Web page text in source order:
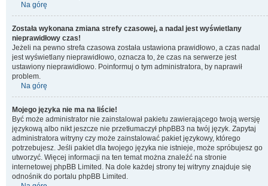
Na górę
Została wykonana zmiana strefy czasowej, a nadal jest wyświetlany
nieprawidłowy czas!
Jeżeli na pewno strefa czasowa została ustawiona prawidłowo, a czas nadal
jest wyświetlany nieprawidłowo, oznacza to, że czas na serwerze jest
ustawiony nieprawidłowo. Poinformuj o tym administratora, by naprawił
problem.
Na górę
Mojego języka nie ma na liście!
Być może administrator nie zainstalował pakietu zawierającego twoją wersję
językową albo nikt jeszcze nie przetłumaczył phpBB3 na twój język. Zapytaj
administratora witryny czy może zainstalować pakiet językowy, którego
potrzebujesz. Jeśli pakiet dla twojego języka nie istnieje, może spróbujesz go
utworzyć. Więcej informacji na ten temat można znaleźć na stronie
internetowej phpBB Limited. Na dole każdej strony tej witryny znajduje się
odnośnik do portalu phpBB Limited.